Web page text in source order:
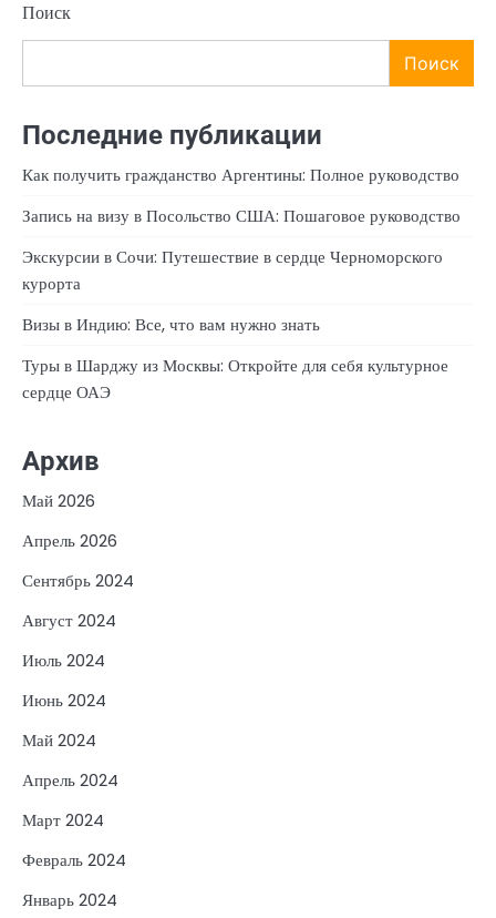
Поиск
Поиск
Последние публикации
Как получить гражданство Аргентины: Полное руководство
Запись на визу в Посольство США: Пошаговое руководство
Экскурсии в Сочи: Путешествие в сердце Черноморского
курорта
Визы в Индию: Все, что вам нужно знать
Туры в Шарджу из Москвы: Откройте для себя культурное
сердце ОАЭ
Архив
Май 2026
Апрель 2026
Сентябрь 2024
Август 2024
Июль 2024
Июнь 2024
Май 2024
Апрель 2024
Март 2024
Февраль 2024
Январь 2024